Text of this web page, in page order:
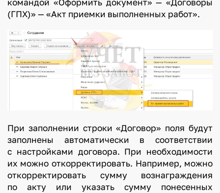
командой «Оформить документ» — «Договоры
(ГПХ)» — «Акт приемки выполненных работ».
При заполнении строки «Договор» поля будут
заполнены автоматически в соответствии
с настройками договора. При необходимости
их можно откорректировать. Например, можно
откорректировать сумму вознаграждения
по акту или указать сумму понесенных